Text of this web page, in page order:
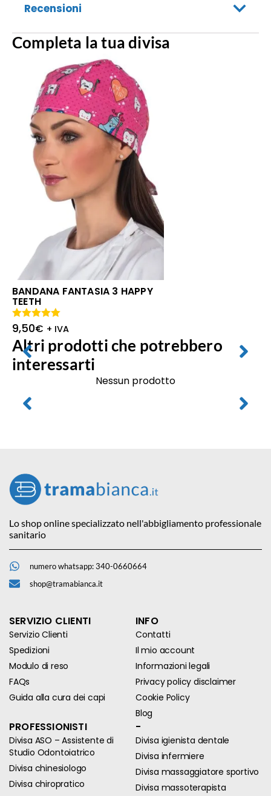
Recensioni
Completa la tua divisa
BANDANA FANTASIA 3 HAPPY
TEETH
9,50€ + IVA
Valutato
5.00 su 5
Altri prodotti che potrebbero
interessarti
Nessun prodotto
Lo shop online specializzato nell'abbigliamento professionale
sanitario
numero whatsapp: 340-0660664
shop@tramabianca.it
SERVIZIO CLIENTI
Servizio Clienti
Spedizioni
Modulo di reso
FAQs
Guida alla cura dei capi
INFO
Contatti
Il mio account
Informazioni legali
Privacy policy disclaimer
Cookie Policy
Blog
PROFESSIONISTI
Divisa ASO – Assistente di
Studio Odontoiatrico
Divisa chinesiologo
Divisa chiropratico
-
Divisa igienista dentale
Divisa infermiere
Divisa massaggiatore sportivo
Divisa massoterapista